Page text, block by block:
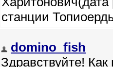
станции
domino_fish
Здравствуйте!